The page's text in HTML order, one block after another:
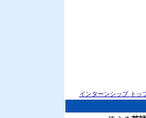
インターンシップ トッ